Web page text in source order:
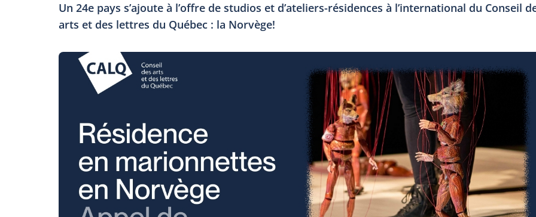
Un 24e pays s’ajoute à l’offre de studios et d’ateliers-résidences à l’international du Conseil
arts et des lettres du Québec : la Norvège!